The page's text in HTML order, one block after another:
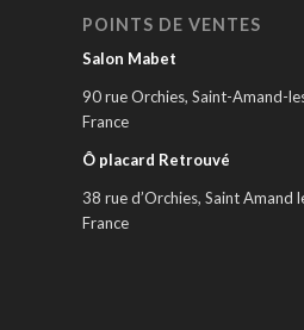
POINTS DE VENTES
Salon Mabet
90 rue Orchies, Saint-Amand-
France
Ô placard Retrouvé
38 rue d’Orchies, Saint Amand
France